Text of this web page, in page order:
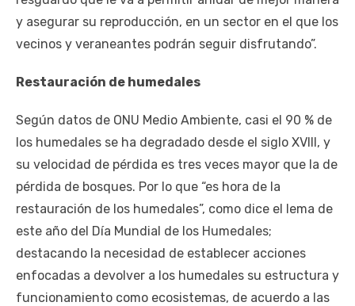
y asegurar su reproducción, en un sector en el que los
vecinos y veraneantes podrán seguir disfrutando”.
Restauración de humedales
Según datos de ONU Medio Ambiente, casi el 90 % de
los humedales se ha degradado desde el siglo XVIII, y
su velocidad de pérdida es tres veces mayor que la de
pérdida de bosques. Por lo que “es hora de la
restauración de los humedales”, como dice el lema de
este año del Día Mundial de los Humedales;
destacando la necesidad de establecer acciones
enfocadas a devolver a los humedales su estructura y
funcionamiento como ecosistemas, de acuerdo a las